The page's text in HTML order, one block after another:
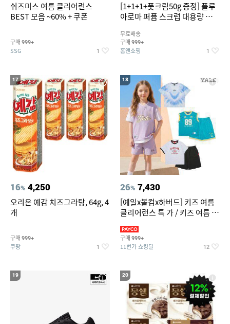
쉬즈미스 여름 클리어런스
BEST 모음 ~60% + 쿠폰
구매 999+
SSG 1
[1+1+1+풋크림50g 증정] 플루
아로마 퍼퓸 스크럽 대용량 바디
무료배송
구매 999+
홈앤쇼핑 1
17
16% 4,250
오리온 예감 치즈그라탕, 64g, 4
개
구매 999+
쿠팡 1
18
26% 7,430
[예일x볼컴x하버드] 키즈 여름
클리어런스 특 가 / 키즈 여름 수
구매 999+
11번가 쇼킹딜 12
19 20